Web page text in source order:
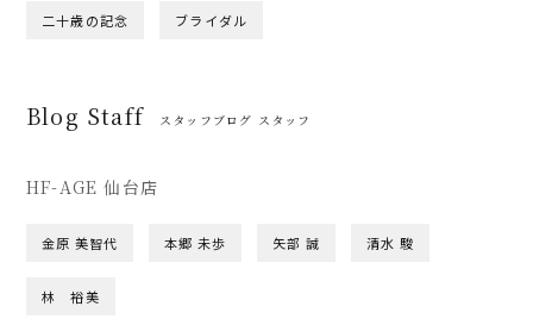
二十歳の記念 ブライダル
Blog Staff スタッフブログ スタッフ
HF-AGE 仙台店
金原 美智代 本郷 未歩 矢部 誠 清水 駿
林 裕美